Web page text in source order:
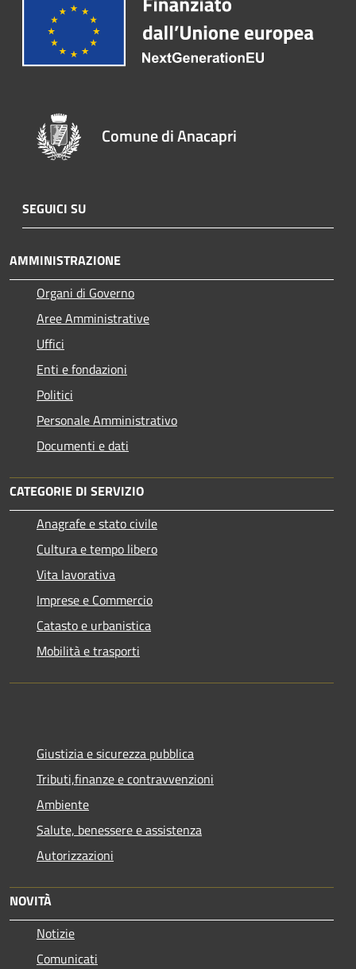
Comune di Anacapri
SEGUICI SU
AMMINISTRAZIONE
Organi di Governo
Aree Amministrative
Uffici
Enti e fondazioni
Politici
Personale Amministrativo
Documenti e dati
CATEGORIE DI SERVIZIO
Anagrafe e stato civile
Cultura e tempo libero
Vita lavorativa
Imprese e Commercio
Catasto e urbanistica
Mobilità e trasporti
Giustizia e sicurezza pubblica
Tributi,finanze e contravvenzioni
Ambiente
Salute, benessere e assistenza
Autorizzazioni
NOVITÀ
Notizie
Comunicati